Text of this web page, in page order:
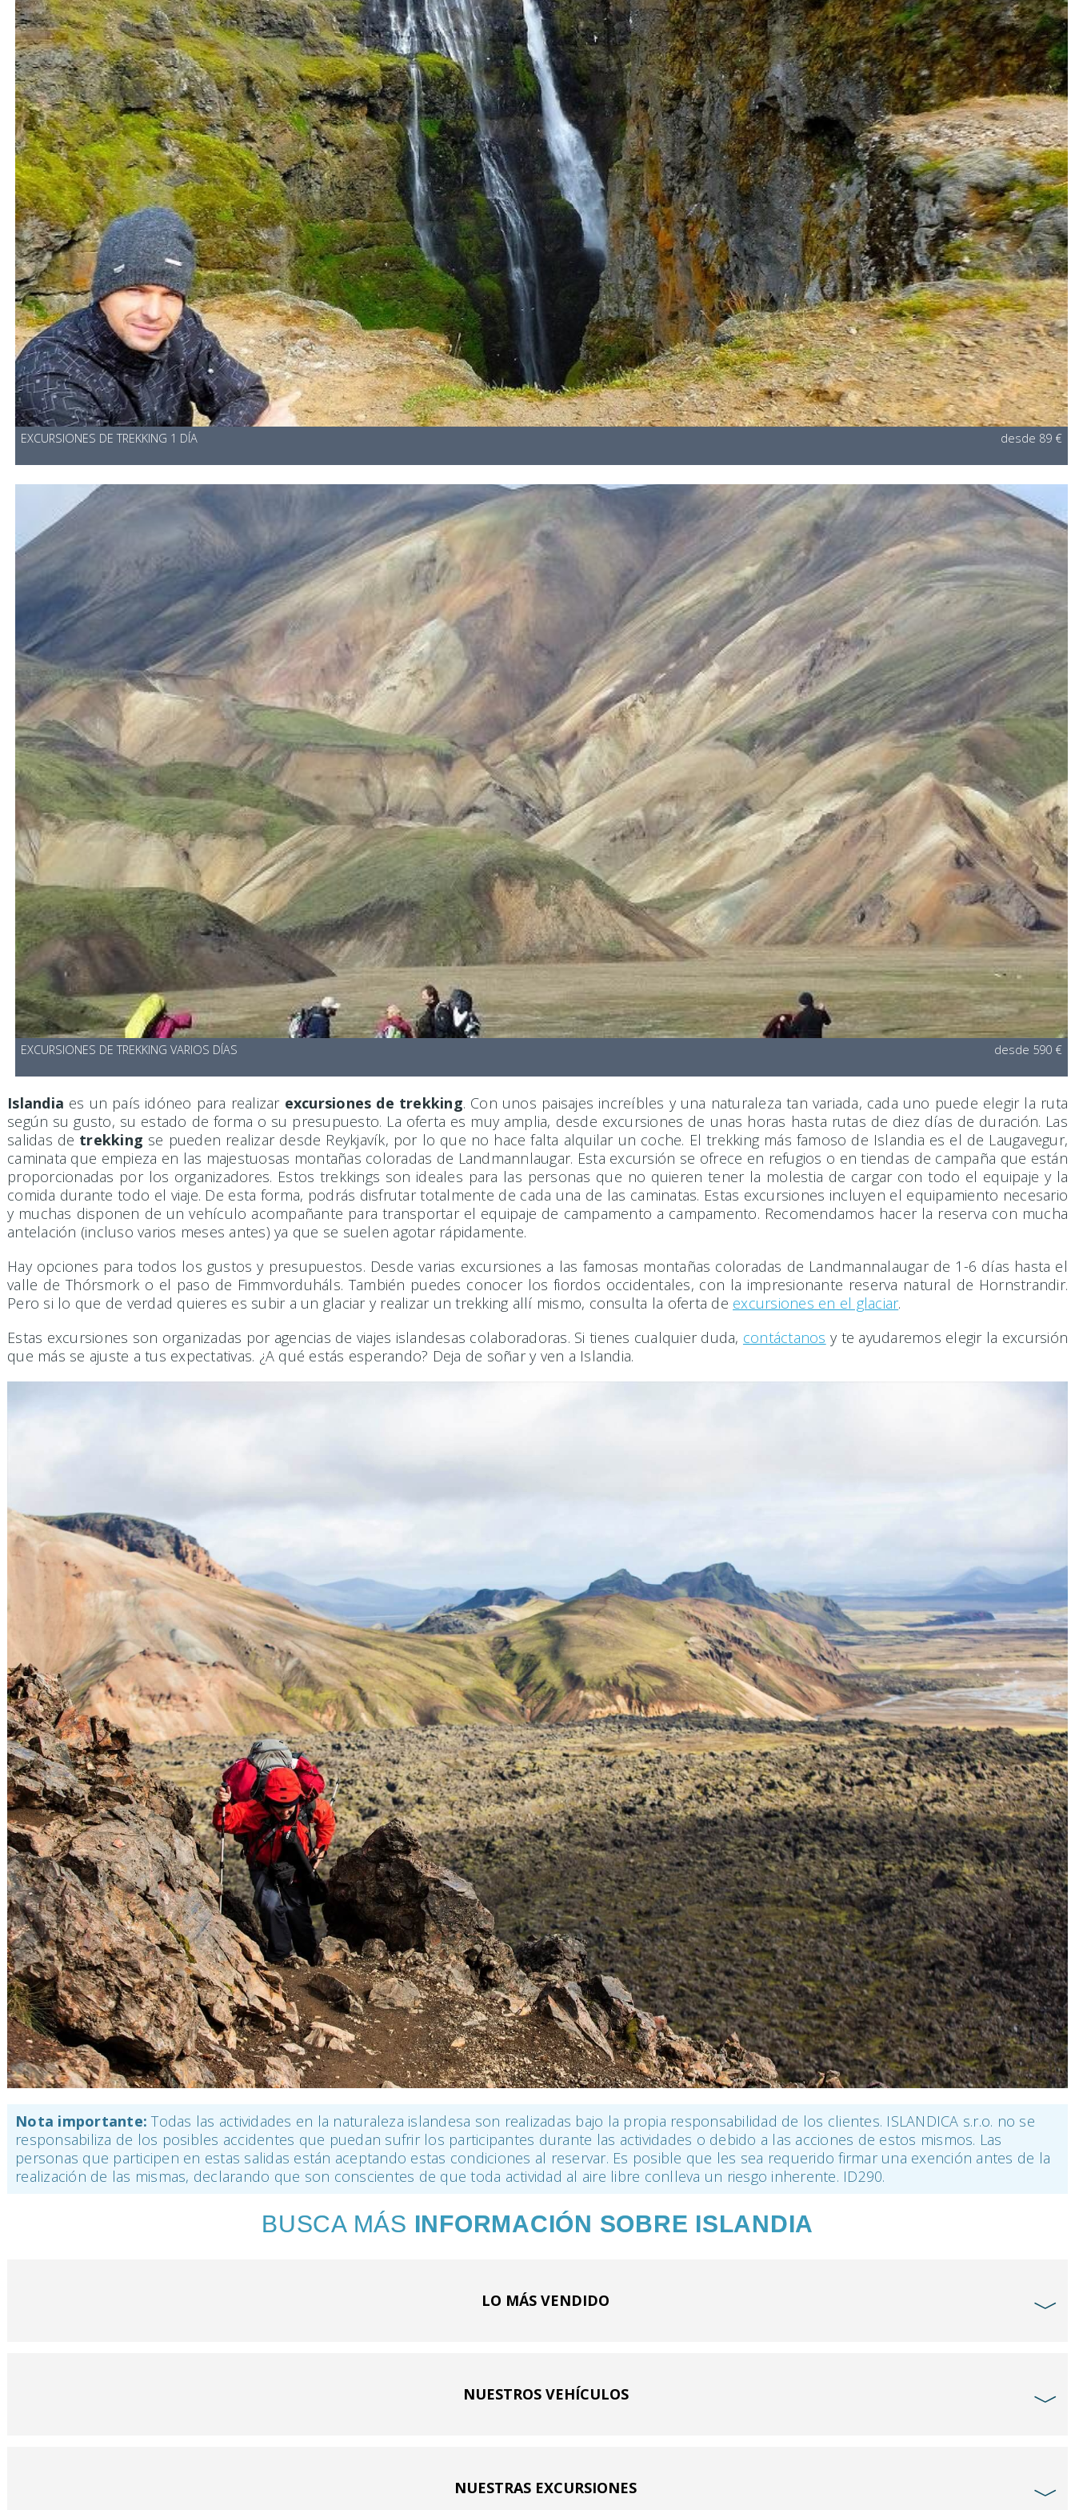
EXCURSIONES DE TREKKING 1 DÍA desde 89 €
EXCURSIONES DE TREKKING VARIOS DÍAS desde 590 €
Islandia es un país idóneo para realizar excursiones de trekking. Con unos paisajes increíbles y una naturaleza tan variada, cada uno puede elegir la ruta
según su gusto, su estado de forma o su presupuesto. La oferta es muy amplia, desde excursiones de unas horas hasta rutas de diez días de duración. Las
salidas de trekking se pueden realizar desde Reykjavík, por lo que no hace falta alquilar un coche. El trekking más famoso de Islandia es el de Laugavegur,
caminata que empieza en las majestuosas montañas coloradas de Landmannlaugar. Esta excursión se ofrece en refugios o en tiendas de campaña que están
proporcionadas por los organizadores. Estos trekkings son ideales para las personas que no quieren tener la molestia de cargar con todo el equipaje y la
comida durante todo el viaje. De esta forma, podrás disfrutar totalmente de cada una de las caminatas. Estas excursiones incluyen el equipamiento necesario
y muchas disponen de un vehículo acompañante para transportar el equipaje de campamento a campamento. Recomendamos hacer la reserva con mucha
antelación (incluso varios meses antes) ya que se suelen agotar rápidamente.
Hay opciones para todos los gustos y presupuestos. Desde varias excursiones a las famosas montañas coloradas de Landmannalaugar de 1-6 días hasta el
valle de Thórsmork o el paso de Fimmvorduháls. También puedes conocer los fiordos occidentales, con la impresionante reserva natural de Hornstrandir.
Pero si lo que de verdad quieres es subir a un glaciar y realizar un trekking allí mismo, consulta la oferta de excursiones en el glaciar.
Estas excursiones son organizadas por agencias de viajes islandesas colaboradoras. Si tienes cualquier duda, contáctanos y te ayudaremos elegir la excursión
que más se ajuste a tus expectativas. ¿A qué estás esperando? Deja de soñar y ven a Islandia.
Nota importante:Todas las actividades en la naturaleza islandesa son realizadas bajo la propia responsabilidad de los clientes. ISLANDICA s.r.o. no se
responsabiliza de los posibles accidentes que puedan sufrir los participantes durante las actividades o debido a las acciones de estos mismos. Las
personas que participen en estas salidas están aceptando estas condiciones al reservar. Es posible que les sea requerido firmar una exención antes de la
realización de las mismas, declarando que son conscientes de que toda actividad al aire libre conlleva un riesgo inherente. ID290.
BUSCA MÁS INFORMACIÓN SOBRE ISLANDIA
LO MÁS VENDIDO ﹀
NUESTROS VEHÍCULOS ﹀
NUESTRAS EXCURSIONES ﹀